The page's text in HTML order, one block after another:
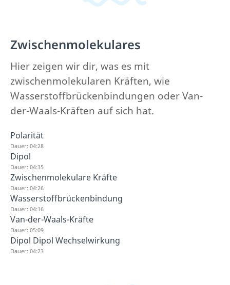
Zwischenmolekulares
Hier zeigen wir dir, was es mit
zwischenmolekularen Kräften, wie
Wasserstoffbrückenbindungen oder Van-
der-Waals-Kräften auf sich hat.
Polarität
Dauer: 04:28
Dipol
Dauer: 04:35
Zwischenmolekulare Kräfte
Dauer: 04:26
Wasserstoffbrückenbindung
Dauer: 04:16
Van-der-Waals-Kräfte
Dauer: 05:09
Dipol Dipol Wechselwirkung
Dauer: 04:23